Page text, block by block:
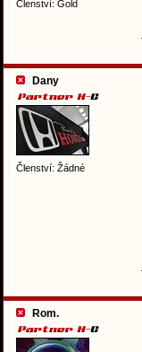
Členství: Gold
Dany
Členství: Žádné
Rom.